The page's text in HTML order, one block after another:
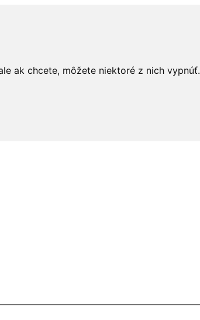
ak chcete, môžete niektoré z nich vypnúť.